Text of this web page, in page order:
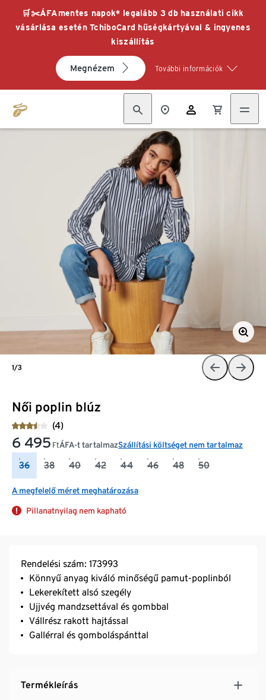
🛒✂️ÁFAmentes napok* legalább 3 db használati cikk
vásárlása esetén TchiboCard hűségkártyával & ingyenes
kiszállítás
Megnézem További információk
Női poplin blúz
(4)
6 495 FtÁFA-t tartalmazSzállítási költséget nem tartalmaz
36 38 40 42 44 46 48 50
A megfelelő méret meghatározása
Pillanatnyilag nem kapható
1/3
Rendelési szám: 173993
Könnyű anyag kiváló minőségű pamut-poplinból
Lekerekített alsó szegély
Ujjvég mandzsettával és gombbal
Vállrész rakott hajtással
Gallérral és gomboláspánttal
Termékleírás